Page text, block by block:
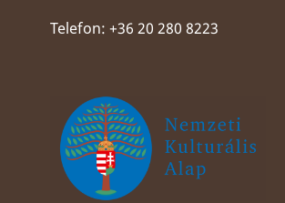
Telefon: +36 20 280 8223